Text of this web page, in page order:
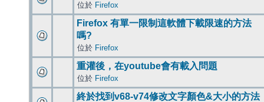
位於 Firefox
Firefox 有單一限制這軟體下載限速的方法
嗎?
位於 Firefox
重灌後，在youtube會有載入問題
位於 Firefox
終於找到v68-v74修改文字顏色&大小的方法